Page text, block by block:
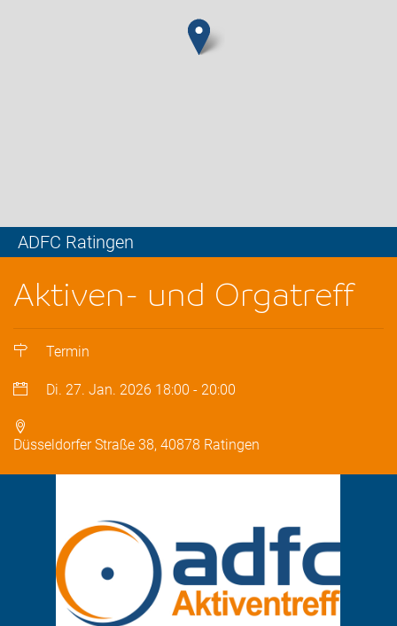
ADFC Ratingen
Aktiven- und Orgatreff
Termin
Di. 27. Jan. 2026 18:00 - 20:00
Düsseldorfer Straße 38, 40878 Ratingen